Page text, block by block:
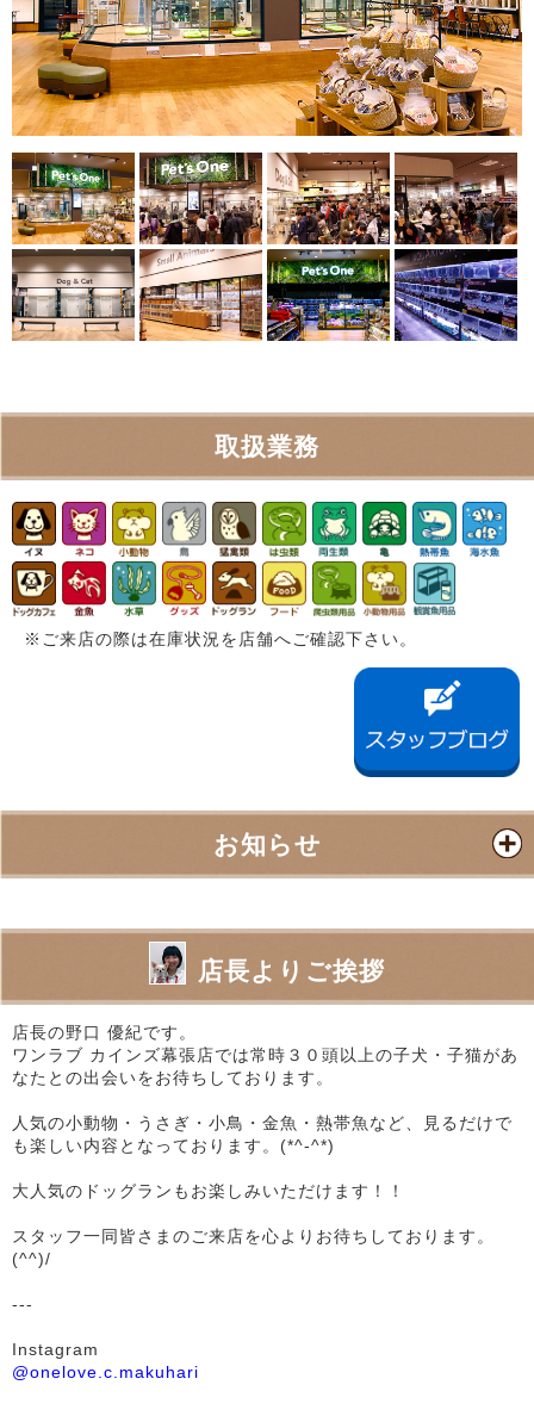
取扱業務
※ご来店の際は在庫状況を店舗へご確認下さい。
お知らせ
店長よりご挨拶
店長の野口 優紀です。
ワンラブ カインズ幕張店では常時３０頭以上の子犬・子猫があ
なたとの出会いをお待ちしております。
人気の小動物・うさぎ・小鳥・金魚・熱帯魚など、見るだけで
も楽しい内容となっております。(*^-^*)
大人気のドッグランもお楽しみいただけます！！
スタッフ一同皆さまのご来店を心よりお待ちしております。
(^^)/
---
Instagram
@onelove.c.makuhari